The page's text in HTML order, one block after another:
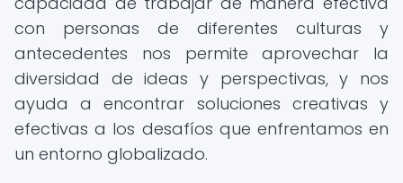
con personas de diferentes culturas y
antecedentes nos permite aprovechar la
diversidad de ideas y perspectivas, y nos
ayuda a encontrar soluciones creativas y
efectivas a los desafíos que enfrentamos en
un entorno globalizado.